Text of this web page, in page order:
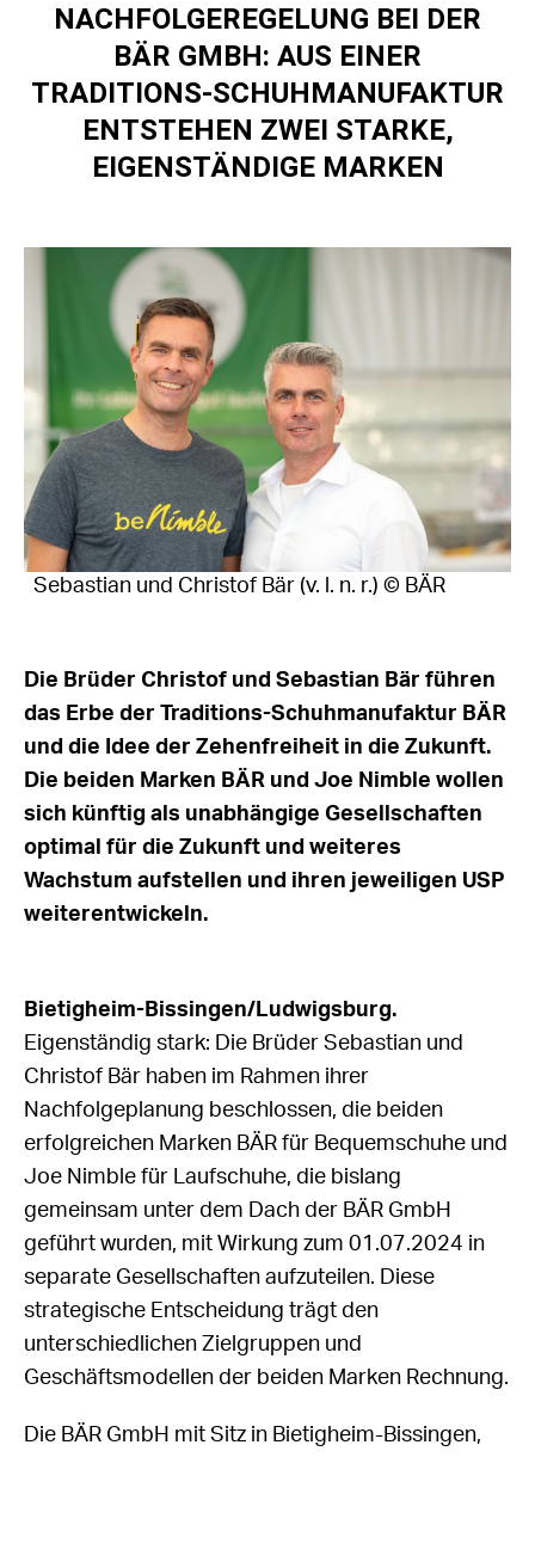
NACHFOLGEREGELUNG BEI DER
BÄR GMBH: AUS EINER
TRADITIONS-SCHUHMANUFAKTUR
ENTSTEHEN ZWEI STARKE,
EIGENSTÄNDIGE MARKEN
Sebastian und Christof Bär (v. l. n. r.) © BÄR
Die Brüder Christof und Sebastian Bär führen
das Erbe der Traditions-Schuhmanufaktur BÄR
und die Idee der Zehenfreiheit in die Zukunft.
Die beiden Marken BÄR und Joe Nimble wollen
sich künftig als unabhängige Gesellschaften
optimal für die Zukunft und weiteres
Wachstum aufstellen und ihren jeweiligen USP
weiterentwickeln.
Bietigheim-Bissingen/Ludwigsburg.
Eigenständig stark: Die Brüder Sebastian und
Christof Bär haben im Rahmen ihrer
Nachfolgeplanung beschlossen, die beiden
erfolgreichen Marken BÄR für Bequemschuhe und
Joe Nimble für Laufschuhe, die bislang
gemeinsam unter dem Dach der BÄR GmbH
geführt wurden, mit Wirkung zum 01.07.2024 in
separate Gesellschaften aufzuteilen. Diese
strategische Entscheidung trägt den
unterschiedlichen Zielgruppen und
Geschäftsmodellen der beiden Marken Rechnung.
Die BÄR GmbH mit Sitz in Bietigheim-Bissingen,